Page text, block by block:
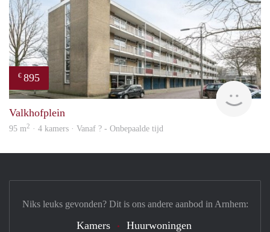
€ 895
Valkhofplein
95 m2 · 4 kamers · Vanaf ? - Onbepaalde tijd
Niks leuks gevonden? Dit is ons andere aanbod in Arnhem:
Kamers Huurwoningen